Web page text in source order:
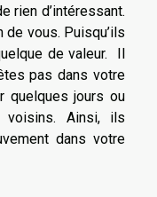
rien d’intéressant.
vous. Puisqu’ils
de valeur. Il
pas dans votre
quelques jours ou
Ainsi, ils
dans votre